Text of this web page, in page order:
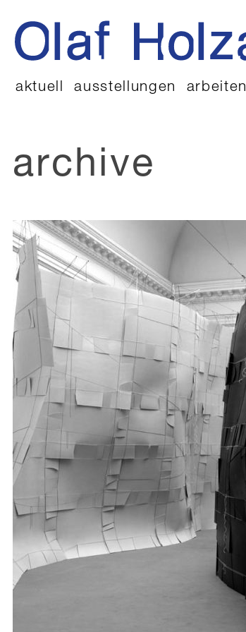
aktuell ausstellungen arbeiten
archive